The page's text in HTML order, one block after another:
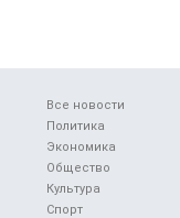
Все новости
Политика
Экономика
Общество
Культура
Спорт